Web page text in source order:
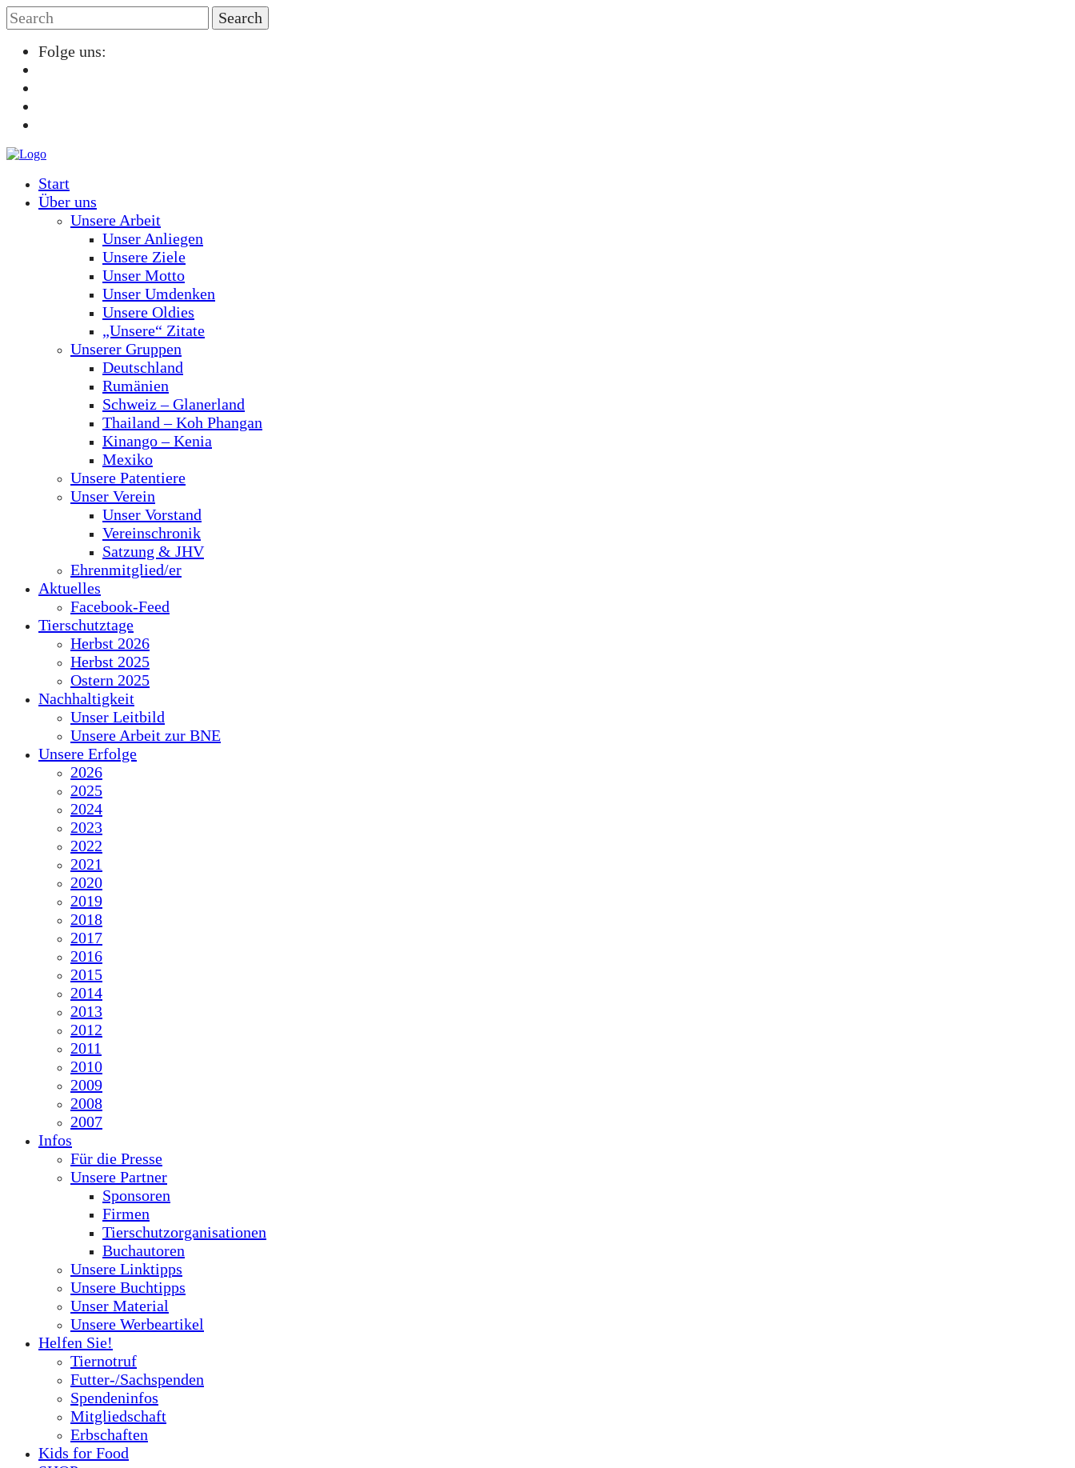
Folge uns:
Start
Über uns
Unsere Arbeit
Unser Anliegen
Unsere Ziele
Unser Motto
Unser Umdenken
Unsere Oldies
„Unsere“ Zitate
Unserer Gruppen
Deutschland
Rumänien
Schweiz – Glanerland
Thailand – Koh Phangan
Kinango – Kenia
Mexiko
Unsere Patentiere
Unser Verein
Unser Vorstand
Vereinschronik
Satzung & JHV
Ehrenmitglied/er
Aktuelles
Facebook-Feed
Tierschutztage
Herbst 2026
Herbst 2025
Ostern 2025
Nachhaltigkeit
Unser Leitbild
Unsere Arbeit zur BNE
Unsere Erfolge
2026
2025
2024
2023
2022
2021
2020
2019
2018
2017
2016
2015
2014
2013
2012
2011
2010
2009
2008
2007
Infos
Für die Presse
Unsere Partner
Sponsoren
Firmen
Tierschutzorganisationen
Buchautoren
Unsere Linktipps
Unsere Buchtipps
Unser Material
Unsere Werbeartikel
Helfen Sie!
Tiernotruf
Futter-/Sachspenden
Spendeninfos
Mitgliedschaft
Erbschaften
Kids for Food